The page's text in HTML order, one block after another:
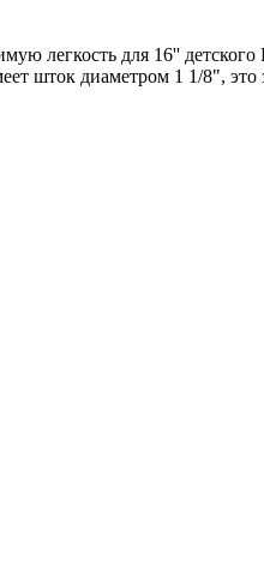
легкость для 16''
диаметром 1 1/8", это